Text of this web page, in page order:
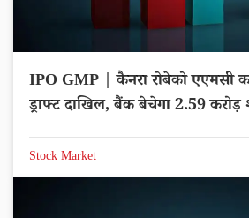
IPO GMP | कैनरा रोबेको
ड्राफ्ट दाखिल, बैंक बेचेगा 2.59
Stock Market